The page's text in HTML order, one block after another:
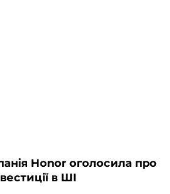
Honor оголосила про
в ШІ